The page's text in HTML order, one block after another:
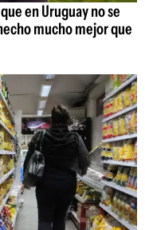
en Uruguay no se
mucho mejor que